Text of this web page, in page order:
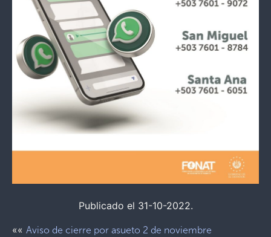
Publicado el 31-10-2022.
«« Aviso de cierre por asueto 2 de noviembre